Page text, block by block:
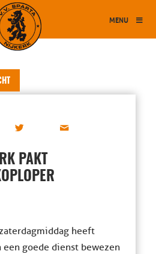
MENU
PAKT
heeft
goede dienst bewezen